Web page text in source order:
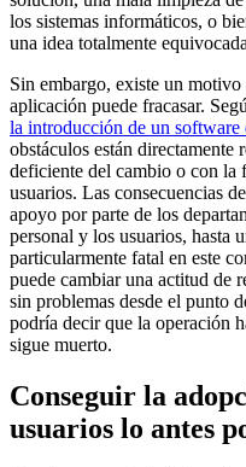
los sistemas informáticos, o
una idea totalmente
Sin embargo, existe un
aplicación puede fracasar.
la introducción de un software
obstáculos están directamente
deficiente del cambio o con la
usuarios. Las consecuencias
apoyo por parte de los
personal y los usuarios, hasta
particularmente fatal en este
puede cambiar una actitud de
sin problemas desde el punto
podría decir que la operación
sigue muerto.
Conseguir la
usuarios lo antes